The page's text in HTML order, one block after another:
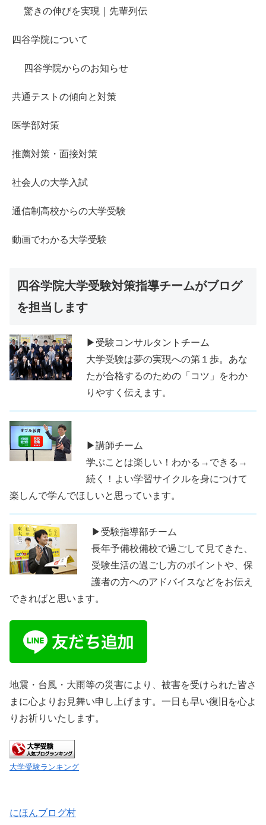
驚きの伸びを実現｜先輩列伝
四谷学院について
四谷学院からのお知らせ
共通テストの傾向と対策
医学部対策
推薦対策・面接対策
社会人の大学入試
通信制高校からの大学受験
動画でわかる大学受験
四谷学院大学受験対策指導チームがブログ
を担当します
▶受験コンサルタントチーム
大学受験は夢の実現への第１歩。あな
たが合格するのための「コツ」をわか
りやすく伝えます。
▶講師チーム
学ぶことは楽しい！わかる→できる→
続く！よい学習サイクルを身につけて
楽しんで学んでほしいと思っています。
▶受験指導部チーム
長年予備校備校で過ごして見てきた、
受験生活の過ごし方のポイントや、保
護者の方へのアドバイスなどをお伝え
できればと思います。
地震・台風・大雨等の災害により、被害を受けられた皆さ
まに心よりお見舞い申し上げます。一日も早い復旧を心よ
りお祈りいたします。
大学受験ランキング
にほんブログ村